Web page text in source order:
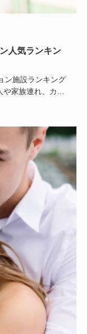
人気ランキン
ン施設ランキング
家族連れ、カッ